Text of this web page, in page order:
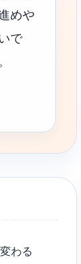
めや
で
わる